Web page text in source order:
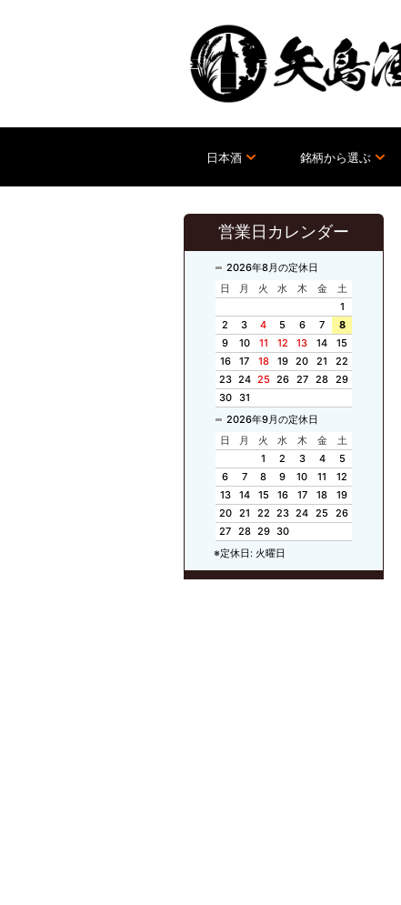
日本酒 銘柄から選ぶ
営業日カレンダー
2026年8月の定休日
日
月 火 水 木 金
土
1
2
3 4 5 6 7
8
9
10 11 12 13 14
15
16
17 18 19 20 21
22
23 24 25 26 27 28 29
30
31
2026年9月の定休日
日
月 火 水 木 金
土
1
2 3 4
5
6
7 8 9 10 11
12
13
14 15 16 17 18
19
20
21 22 23 24 25 26
27 28 29 30
※定休日: 火曜日